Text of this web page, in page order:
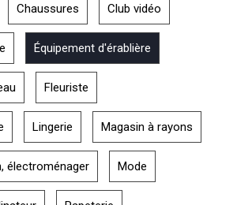
Chaussures Club vidéo
Équipement d'érablière
Fleuriste
Lingerie Magasin à rayons
électroménager Mode